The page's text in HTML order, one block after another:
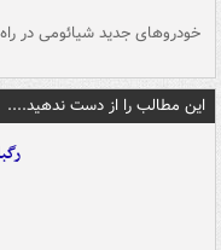
خودروهای جدید شیائومی در راه
این مطالب را از دست ندهید....